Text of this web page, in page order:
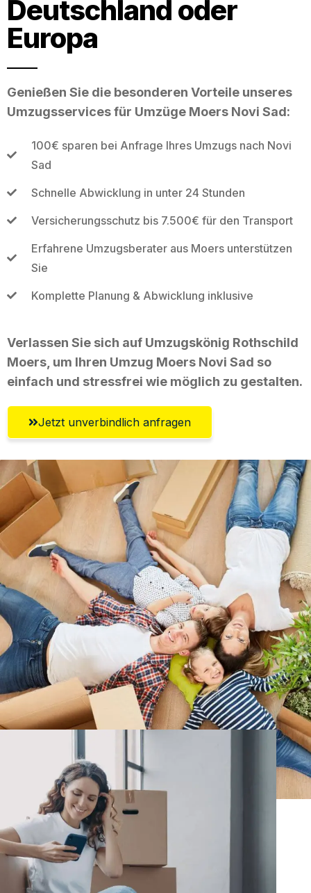
Deutschland oder
Europa
Genießen Sie die besonderen Vorteile unseres
Umzugsservices für Umzüge Moers Novi Sad:
100€ sparen bei Anfrage Ihres Umzugs nach Novi
Sad
Schnelle Abwicklung in unter 24 Stunden
Versicherungsschutz bis 7.500€ für den Transport
Erfahrene Umzugsberater aus Moers unterstützen
Sie
Komplette Planung & Abwicklung inklusive
Verlassen Sie sich auf Umzugskönig Rothschild
Moers, um Ihren Umzug Moers Novi Sad so
einfach und stressfrei wie möglich zu gestalten.
Jetzt unverbindlich anfragen